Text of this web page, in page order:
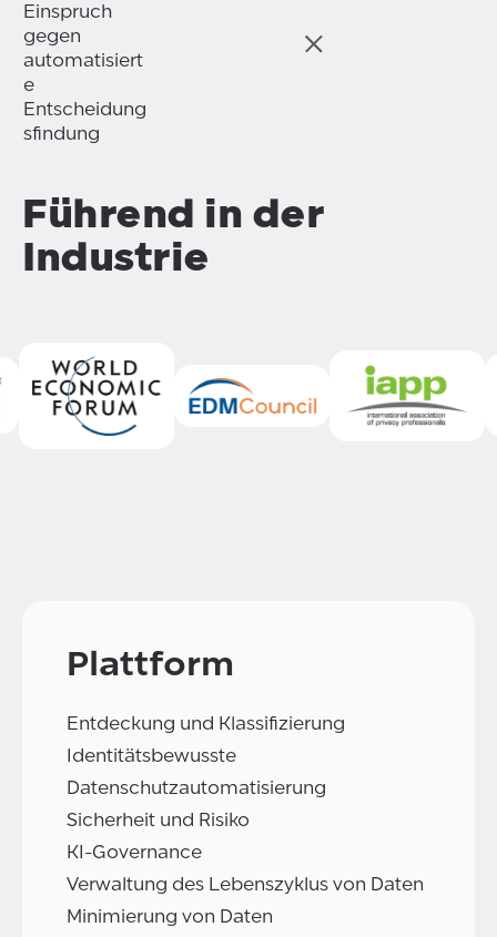
Einspruch
gegen
automatisiert
e
Entscheidung
sfindung
Führend in der
Industrie
Plattform
Entdeckung und Klassifizierung
Identitätsbewusste
Datenschutzautomatisierung
Sicherheit und Risiko
KI-Governance
Verwaltung des Lebenszyklus von Daten
Minimierung von Daten